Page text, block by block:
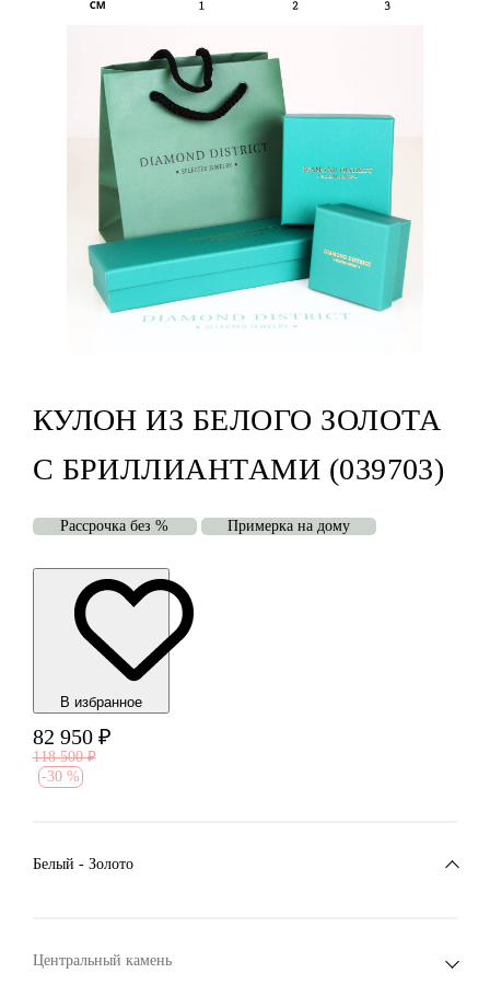
КУЛОН ИЗ БЕЛОГО ЗОЛОТА
С БРИЛЛИАНТАМИ (039703)
Рассрочка без % Примерка на дому
В избранноe
82 950 ₽
118 500 ₽
-30 %
Белый - Золото
Центральный камень